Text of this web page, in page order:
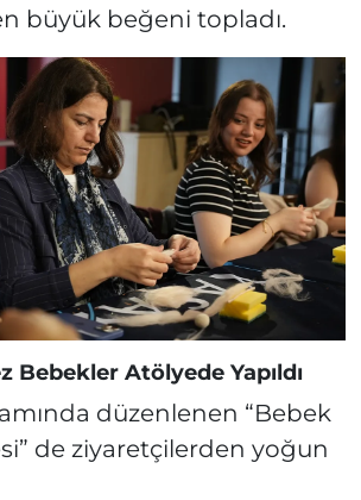
büyük beğeni topladı.
Bebekler Atölyede Yapıldı
düzenlenen “Bebek
de ziyaretçilerden yoğun